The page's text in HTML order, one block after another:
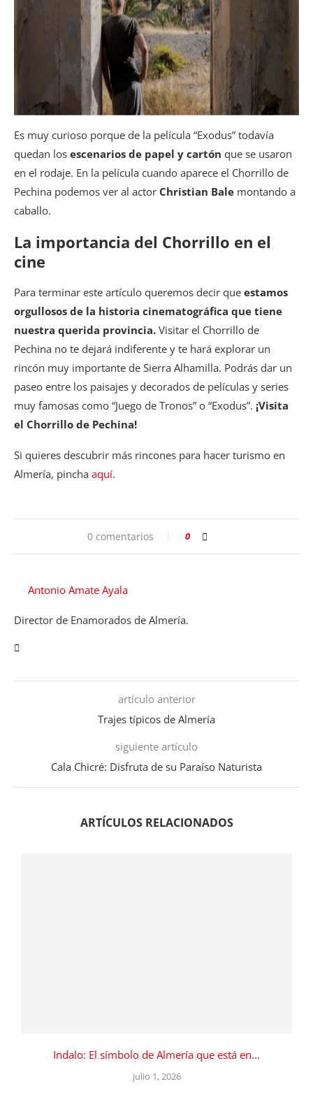
Es muy curioso porque de la película “Exodus” todavía
quedan los escenarios de papel y cartón que se usaron
en el rodaje. En la película cuando aparece el Chorrillo de
Pechina podemos ver al actor Christian Bale montando a
caballo.
La importancia del Chorrillo en el
cine
Para terminar este artículo queremos decir que estamos
orgullosos de la historia cinematográfica que tiene
nuestra querida provincia. Visitar el Chorrillo de
Pechina no te dejará indiferente y te hará explorar un
rincón muy importante de Sierra Alhamilla. Podrás dar un
paseo entre los paisajes y decorados de películas y series
muy famosas como “Juego de Tronos” o “Exodus”. ¡Visita
el Chorrillo de Pechina!
Si quieres descubrir más rincones para hacer turismo en
Almería, pincha aquí.
0 comentarios 0
Antonio Amate Ayala
Director de Enamorados de Almería.
artículo anterior
Trajes típicos de Almería
siguiente artículo
Cala Chicré: Disfruta de su Paraíso Naturista
ARTÍCULOS RELACIONADOS
Indalo: El símbolo de Almería que está en...
julio 1, 2026